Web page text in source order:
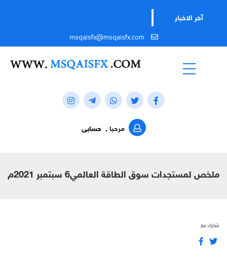
آخر الاخبار
msqaisfx@msqaisfx.com
مرحبا , حسابى
ملخص لمستجدات سوق الطاقة العالمي6 سبتمبر 2021م
شارك عبر